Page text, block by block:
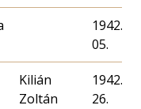
1942.
05.
Kilián
Zoltán
1942.
26.